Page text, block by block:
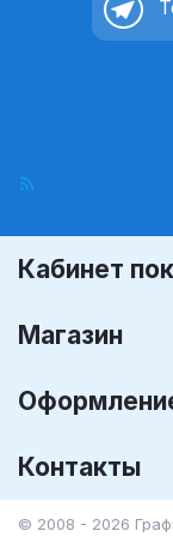
Кабинет
Магазин
Контакты
© 2008 - 2026